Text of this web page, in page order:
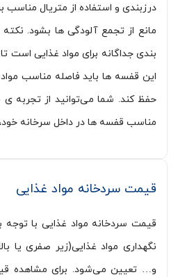
درزبندی و استفاده از متریال
مانع از تجمع آلودگی ها بشود.
بندی جداگانه برای مواد غذایی است
این قفسه ها باید فاصله مناسب مواد
حفظ کند. شما می‌توانید از تجربه
مناسب قفسه ها در داخل سرخانه
قیمت سردخانه مواد غذایی
قیمت سردخانه مواد غذایی با توجه
نگهداری مواد غذایی(زیر صفری یا
و… تعیین می‌شود. برای مشاهده